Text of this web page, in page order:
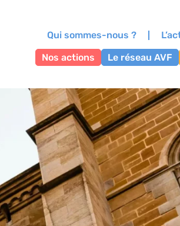
Qui sommes-nous ?
Nos actions
Le réseau AVF